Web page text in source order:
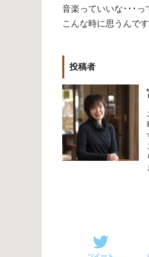
音楽っていいな･･･っ
こんな時に思うんです
投稿者